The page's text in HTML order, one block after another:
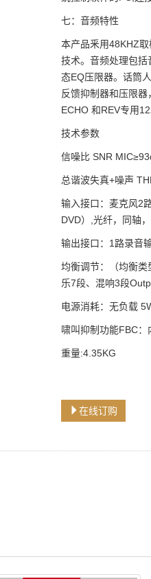
七：音频特性
本产品釆用48KHZ
技术。音频处理包
态EQ压限器。话筒
反馈抑制器和压限
ECHO 和REV专用
技术参数
信噪比 SNR
总谐波失真+噪声
输入接口：麦克风2
DVD）,光纤，同轴，
输出接口：1路录音
均衡调节：（均衡
乐7段、混响3段
电源消耗：无负载
啸叫抑制功能FBC
重量:4.35KG
在线订购